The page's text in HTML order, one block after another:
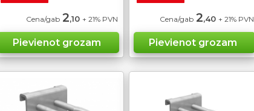
Cena/gab 2,10 + 21% PVN Cena/gab 2,40 + 21% PVN